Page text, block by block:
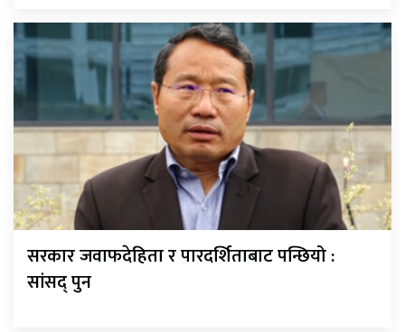
सरकार जवाफदेहिता र पारदर्शिताबाट पन्छियो :
सांसद् पुन